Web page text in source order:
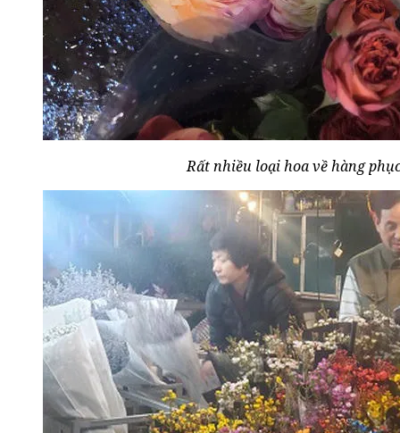
Rất nhiều loại hoa về hàng